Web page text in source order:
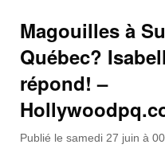
Magouilles à
Québec?
répond! –
Publié le samedi 27 juin à